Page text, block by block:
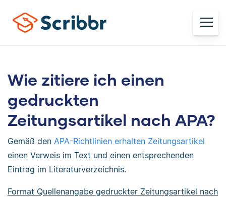
Wie zitiere ich einen
gedruckten
Zeitungsartikel nach APA?
Gemäß den APA-Richtlinien erhalten Zeitungsartikel
einen Verweis im Text und einen entsprechenden
Eintrag im Literaturverzeichnis.
Format Quellenangabe gedruckter Zeitungsartikel nach